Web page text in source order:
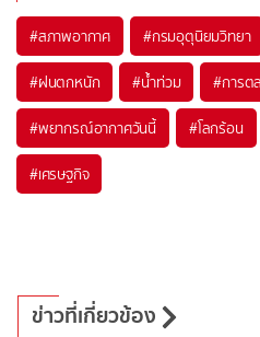
#สภาพอากาศ #กรมอุตุนิยมวิทยา
#ฝนตกหนัก #น้ำท่วม #การต
#พยากรณ์อากาศวันนี้ #โลกร้อน
#เศรษฐกิจ
ข่าวที่เกี่ยวข้อง